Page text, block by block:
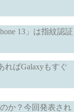
13」は指紋認証
ればGalaxyもすぐ
か？今回発表され